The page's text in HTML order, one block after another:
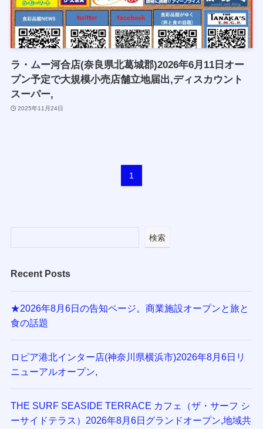
ラ・ムー河合店(奈良県北葛城郡)2026年6月11日オー
プン予定で大規模小売店舗立地届出,ディスカウント
スーパー,
2025年11月24日
1
検索
Recent Posts
★2026年8月6日の告知ページ。商業施設オープンと旅と
食の話題
ロピア港北インター店(神奈川県横浜市)2026年8月6日リ
ニューアルオープン,
THE SURF SEASIDE TERRACE カフェ（ザ・サーフ シ
ーサイドテラス）2026年8月6日グランドオープン,地域共